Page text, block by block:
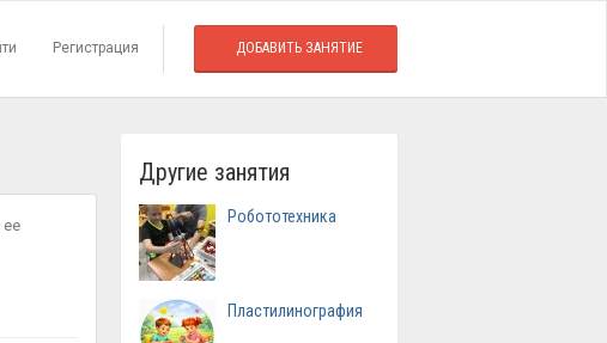
Регистрация ДОБАВИТЬ ЗАНЯТИЕ
Другие занятия
Робототехника
Пластилинография